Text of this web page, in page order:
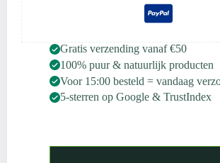
Gratis verzending vanaf €50
100% puur & natuurlijk producten
Voor 15:00 besteld = vandaag
5-sterren op Google & TrustIndex